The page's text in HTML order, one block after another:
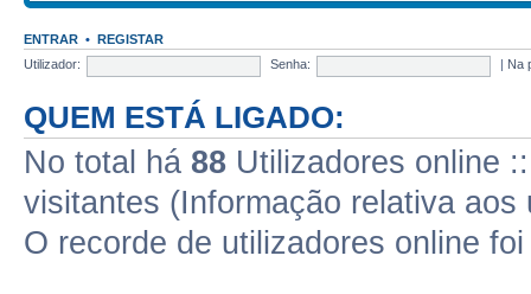
ENTRAR • REGISTAR
Utilizador:
Senha: Na
QUEM ESTÁ LIGADO:
No total há 88 Utilizadores online
visitantes (Informação relativa
O recorde de utilizadores online